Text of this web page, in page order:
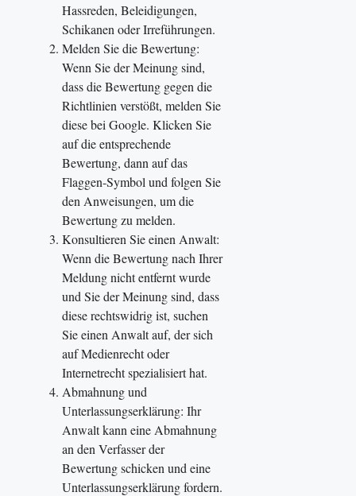
Hassreden, Beleidigungen,
Schikanen oder Irreführungen.
Melden Sie die Bewertung:
Wenn Sie der Meinung sind,
dass die Bewertung gegen die
Richtlinien verstößt, melden Sie
diese bei Google. Klicken Sie
auf die entsprechende
Bewertung, dann auf das
Flaggen-Symbol und folgen Sie
den Anweisungen, um die
Bewertung zu melden.
Konsultieren Sie einen Anwalt:
Wenn die Bewertung nach Ihrer
Meldung nicht entfernt wurde
und Sie der Meinung sind, dass
diese rechtswidrig ist, suchen
Sie einen Anwalt auf, der sich
auf Medienrecht oder
Internetrecht spezialisiert hat.
Abmahnung und
Unterlassungserklärung: Ihr
Anwalt kann eine Abmahnung
an den Verfasser der
Bewertung schicken und eine
Unterlassungserklärung fordern.